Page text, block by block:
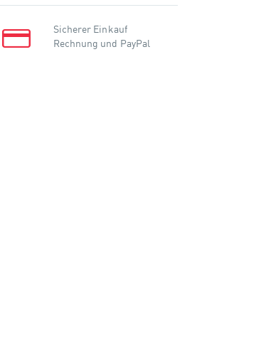
Sicherer Einkauf
Rechnung und PayPal